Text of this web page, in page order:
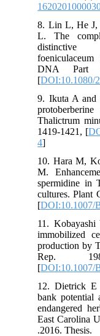
8. Lin L,
L. The
DNA
[
9. Ikuta A
Thalictrum
1419-1421,
10. Hara
M.
spermidine
cultures.
[
11.
production
Rep.
[
12.
bank
East
.2016.